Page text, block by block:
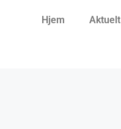
Hjem Aktuelt